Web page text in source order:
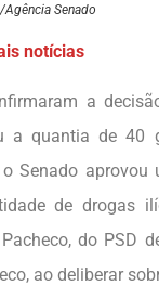
Agência Senado
notícias
a
a quantia de 40
Senado aprovou
de drogas
do PSD
ao deliberar